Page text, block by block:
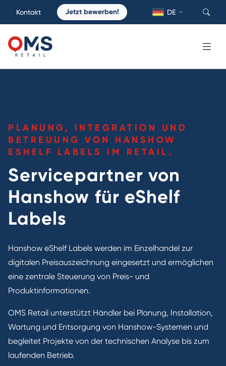
Kontakt Jetzt bewerben! DE
PLANUNG, INTEGRATION UND
BETREUUNG VON HANSHOW
ESHELF LABELS IM RETAIL.
Servicepartner von
Hanshow für eShelf
Labels
Hanshow eShelf Labels werden im Einzelhandel zur
digitalen Preisauszeichnung eingesetzt und ermöglichen
eine zentrale Steuerung von Preis- und
Produktinformationen.
OMS Retail unterstützt Händler bei Planung, Installation,
Wartung und Entsorgung von Hanshow-Systemen und
begleitet Projekte von der technischen Analyse bis zum
laufenden Betrieb.